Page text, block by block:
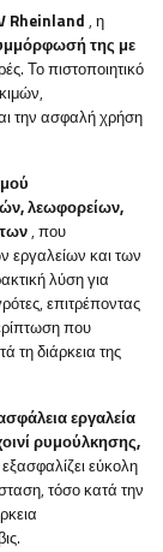
Rheinland , η
της με
Το πιστοποιητικό
την ασφαλή χρήση
λεωφορείων,
, που
εργαλείων και των
λύση για
επιτρέποντας
που
τη διάρκεια της
εργαλεία
ρυμούλκησης,
εύκολη
τόσο κατά την